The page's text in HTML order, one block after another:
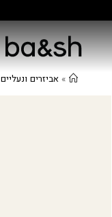
» אביזרים ונעליים